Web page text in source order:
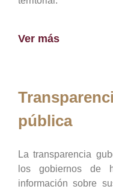
Ver más
pública
La transparencia
los gobiernos de
información sobre